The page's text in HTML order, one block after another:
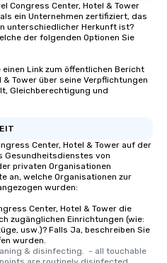
Congress Center, Hotel & Tower
ein Unternehmen zertifiziert, das
unterschiedlicher Herkunft ist?
der folgenden Optionen Sie
Link zum öffentlichen Bericht
Tower über seine Verpflichtungen
Gleichberechtigung und
Center, Hotel & Tower auf der
Gesundheitsdienstes von
privaten Organisationen
an, welche Organisationen zur
wurden:
Center, Hotel & Tower die
zugänglichen Einrichtungen (wie:
usw.)? Falls Ja, beschreiben Sie
wurden.
& disinfecting.  - all touchable